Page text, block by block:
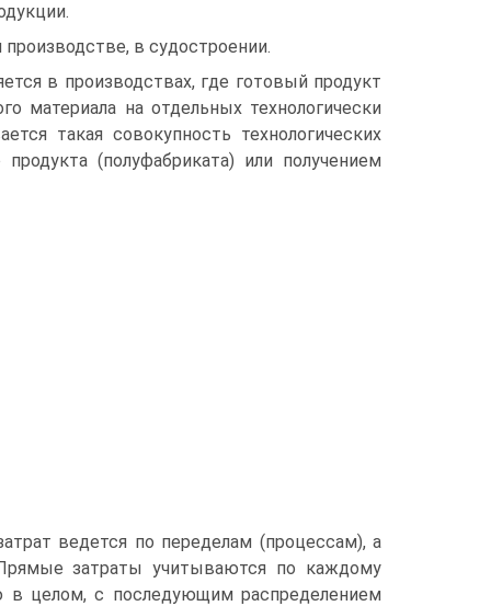
в судостроении.
в производствах, где готовый продукт
материала на отдельных технологически
такая совокупность технологических
(полуфабриката) или получением
ведется по переделам (процессам), а
затраты учитываются по каждому
в целом, с последующим распределением